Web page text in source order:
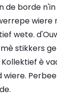
de borde
wete.
stikkers
è